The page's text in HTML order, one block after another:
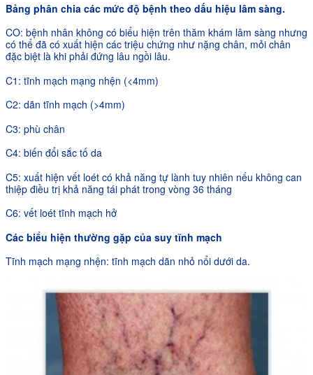
Bảng phân chia các mức độ bệnh theo dấu hiệu lâm sàng.
CO: bệnh nhân không có biểu hiện trên thăm khám lâm sàng nhưng
có thể đã có xuất hiện các triệu chứng như nặng chân, mỏi chân
đặc biệt là khi phải đứng lâu ngồi lâu.
C1: tĩnh mạch mạng nhện (<4mm)
C2: dãn tĩnh mạch (>4mm)
C3: phù chân
C4: biến đổi sắc tố da
C5: xuất hiện vết loét có khả năng tự lành tuy nhiên nếu không can
thiệp điều trị khả năng tái phát trong vòng 36 tháng
C6: vết loét tĩnh mạch hở
Các biểu hiện thường gặp của suy tĩnh mạch
Tĩnh mạch mạng nhện: tĩnh mạch dãn nhỏ nổi dưới da.